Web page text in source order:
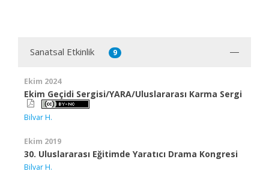
Sanatsal Etkinlik 9
Ekim 2024
Ekim Geçidi Sergisi/YARA/Uluslararası Karma Sergi
Bilvar H.
Ekim 2019
30. Uluslararası Eğitimde Yaratıcı Drama Kongresi
Bilvar H.